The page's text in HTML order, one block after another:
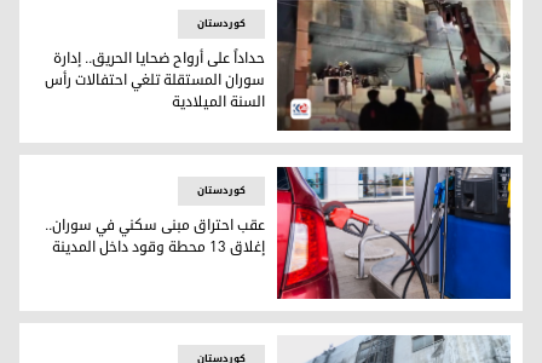
حريق مبنى في سوران
کوردستان
حداداً على أرواح ضحايا الحريق.. إدارة
سوران المستقلة تلغي احتفالات رأس
السنة الميلادية
إغلاق 13 محطة وقود في سوران
کوردستان
عقب احتراق مبنى سكني في سوران..
إغلاق 13 محطة وقود داخل المدينة
کوردستان